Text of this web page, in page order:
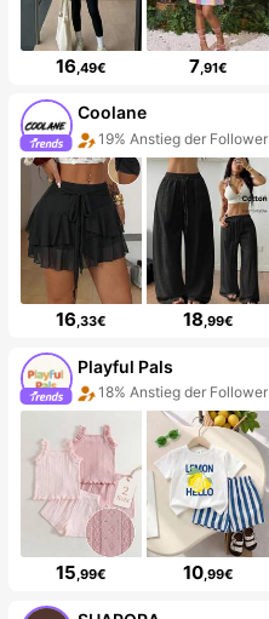
16,49€ 7,91€
Coolane
19% Anstieg der Follower
16,33€ 18,99€
Playful Pals
18% Anstieg der Follower
15,99€ 10,99€